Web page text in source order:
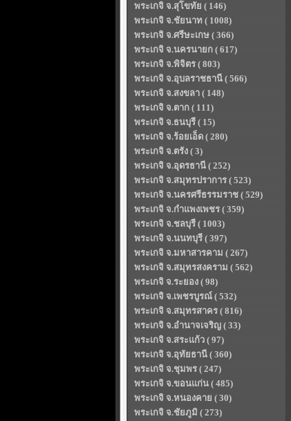
พระเกจิ จ.สุโขทัย ( 146)
พระเกจิ จ.ชัยนาท ( 1008)
พระเกจิ จ.ศรีษะเกษ ( 366)
พระเกจิ จ.นครนายก ( 617)
พระเกจิ จ.พิจิตร ( 803)
พระเกจิ จ.อุบลราชธานี ( 566)
พระเกจิ จ.สงขลา ( 148)
พระเกจิ จ.ตาก ( 111)
พระเกจิ จ.ธนบุรี ( 15)
พระเกจิ จ.ร้อยเอ็ด ( 280)
พระเกจิ จ.ตรัง ( 3)
พระเกจิ จ.อุดรธานี ( 252)
พระเกจิ จ.สมุทรปราการ ( 523)
พระเกจิ จ.นครศรีธรรมราช ( 529)
พระเกจิ จ.กำแพงเพชร ( 359)
พระเกจิ จ.ชลบุรี ( 1003)
พระเกจิ จ.นนทบุรี ( 397)
พระเกจิ จ.มหาสารคาม ( 267)
พระเกจิ จ.สมุทรสงคราม ( 562)
พระเกจิ จ.ระยอง ( 98)
พระเกจิ จ.เพชรบูรณ์ ( 532)
พระเกจิ จ.สมุทรสาคร ( 816)
พระเกจิ จ.อำนาจเจริญ ( 33)
พระเกจิ จ.สระแก้ว ( 97)
พระเกจิ จ.อุทัยธานี ( 360)
พระเกจิ จ.ชุมพร ( 247)
พระเกจิ จ.ขอนแก่น ( 485)
พระเกจิ จ.หนองคาย ( 30)
พระเกจิ จ.ชัยภูมิ ( 273)